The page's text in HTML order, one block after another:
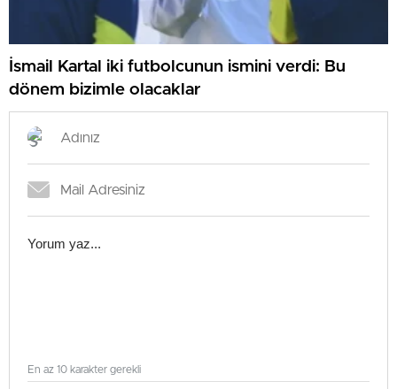
İsmail Kartal iki futbolcunun ismini verdi: Bu
dönem bizimle olacaklar
En az 10 karakter gerekli